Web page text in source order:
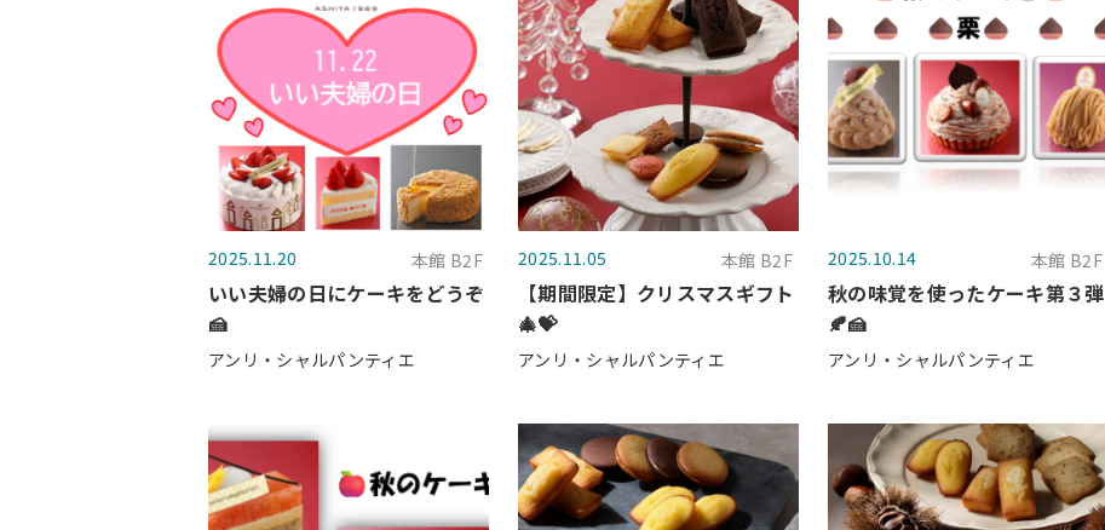
2025.11.20 本館 B2F
いい夫婦の日にケーキをどうぞ
🍰
アンリ・シャルパンティエ
2025.11.05 本館 B2F
【期間限定】クリスマスギフト
🎄💝
アンリ・シャルパンティエ
2025.10.14 本館 B2F
秋の味覚を使ったケーキ第３弾
🍂🍰
アンリ・シャルパンティエ